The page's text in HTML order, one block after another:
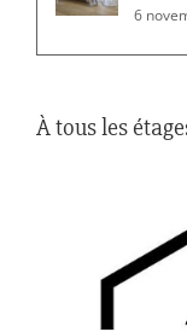
6
À tous les